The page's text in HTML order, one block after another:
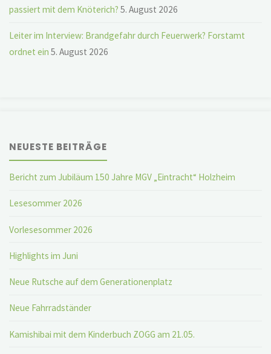
passiert mit dem Knöterich? 5. August 2026
Leiter im Interview: Brandgefahr durch Feuerwerk? Forstamt
ordnet ein 5. August 2026
NEUESTE BEITRÄGE
Bericht zum Jubiläum 150 Jahre MGV „Eintracht“ Holzheim
Lesesommer 2026
Vorlesesommer 2026
Highlights im Juni
Neue Rutsche auf dem Generationenplatz
Neue Fahrradständer
Kamishibai mit dem Kinderbuch ZOGG am 21.05.